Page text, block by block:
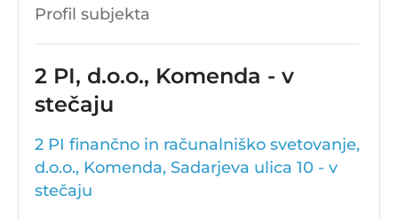
Profil subjekta
2 PI, d.o.o., Komenda - v
stečaju
2 PI finančno in računalniško svetovanje,
d.o.o., Komenda, Sadarjeva ulica 10 - v
stečaju